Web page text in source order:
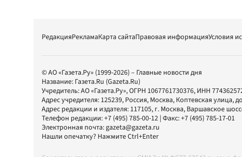
РедакцияРекламаКарта сайтаПравовая информацияУсловия
© АО «Газета.Ру» (1999-2026) – Главные новости дня
Название: Газета.Ru (Gazeta.Ru)
Учредитель:АО «Газета.Ру», ОГРН 1067761730376, ИНН
Адрес учредителя: 125239, Россия, Москва, Коптевская улица,
Адрес редакции и издателя: 117105, г. Москва, Варшавское
Телефон редакции:+7 (495) 785-00-12 | Факс:+7 (495) 785-17-01
Электронная почта:gazeta@gazeta.ru
Нашли опечатку? Нажмите Ctrl+Enter